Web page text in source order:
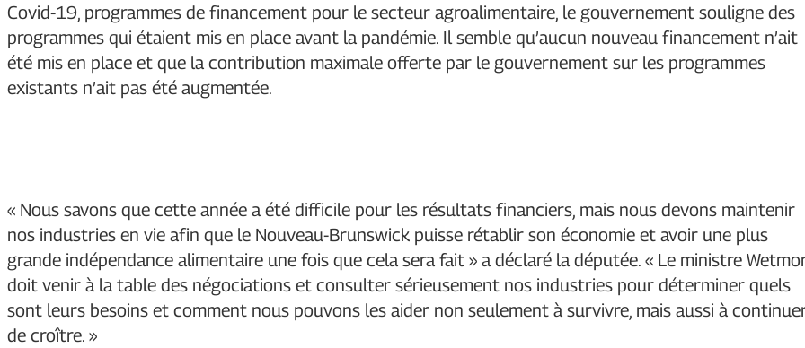
Covid-19, programmes de financement pour le secteur agroalimentaire, le gouvernement souligne des
programmes qui étaient mis en place avant la pandémie. Il semble qu’aucun nouveau financement n’ait
été mis en place et que la contribution maximale offerte par le gouvernement sur les programmes
existants n’ait pas été augmentée.
« Nous savons que cette année a été difficile pour les résultats financiers, mais nous devons maintenir
nos industries en vie afin que le Nouveau-Brunswick puisse rétablir son économie et avoir une plus
grande indépendance alimentaire une fois que cela sera fait » a déclaré la députée. « Le ministre
doit venir à la table des négociations et consulter sérieusement nos industries pour déterminer quels
sont leurs besoins et comment nous pouvons les aider non seulement à survivre, mais aussi à
de croître. »